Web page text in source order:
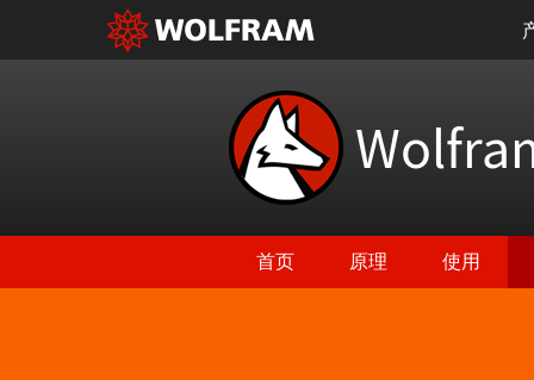
首页 原理 使用